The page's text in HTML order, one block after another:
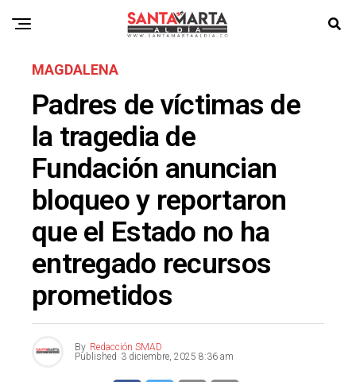
MAGDALENA
Padres de víctimas de
la tragedia de
Fundación anuncian
bloqueo y reportaron
que el Estado no ha
entregado recursos
prometidos
By Redacción SMAD
Published 3 diciembre, 2025 8:36 am